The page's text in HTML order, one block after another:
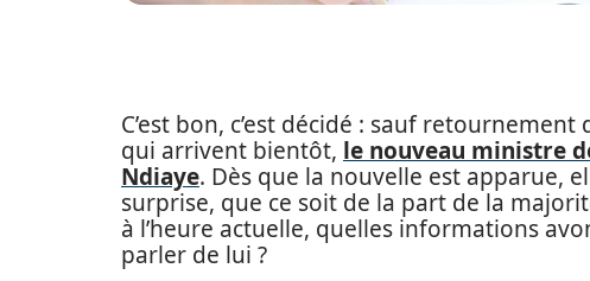
C’est bon, c’est décidé : sauf
qui arrivent bientôt, le nouveau ministre
Ndiaye. Dès que la nouvelle est apparue,
surprise, que ce soit de la part de la
à l’heure actuelle, quelles informations
parler de lui ?